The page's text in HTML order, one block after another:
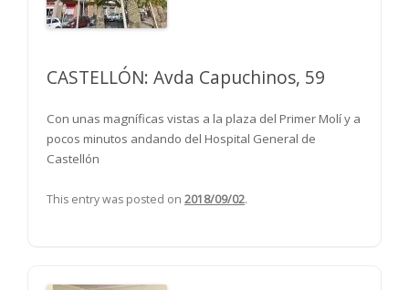
CASTELLÓN: Avda Capuchinos, 59
Con unas magníficas vistas a la plaza del Primer Molí y a
pocos minutos andando del Hospital General de
Castellón
This entry was posted on 2018/09/02.